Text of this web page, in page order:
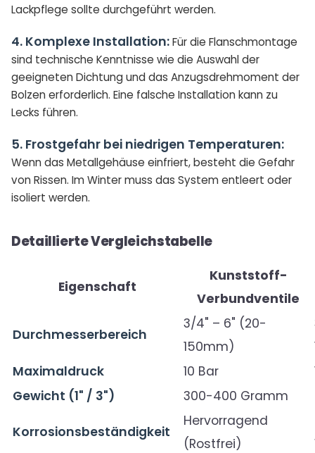
Lackpflege sollte durchgeführt werden.
4. Komplexe Installation:Für die Flanschmontage
sind technische Kenntnisse wie die Auswahl der
geeigneten Dichtung und das Anzugsdrehmoment der
Bolzen erforderlich. Eine falsche Installation kann zu
Lecks führen.
5. Frostgefahr bei niedrigen Temperaturen:
Wenn das Metallgehäuse einfriert, besteht die Gefahr
von Rissen. Im Winter muss das System entleert oder
isoliert werden.
Detaillierte Vergleichstabelle
Eigenschaft
Kunststoff-
Verbundventile
Durchmesserbereich
3/4" – 6" (20-
150mm)
Maximaldruck
10 Bar
Gewicht (1" / 3")
300-400 Gramm
Korrosionsbeständigkeit
Hervorragend
(Rostfrei)